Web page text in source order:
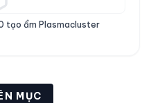
nướng cá, thịt
mặt đá bếp
tạo ẩm Plasmacluster
MỤC